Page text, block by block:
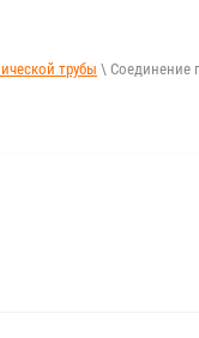
трубы \ Соединение